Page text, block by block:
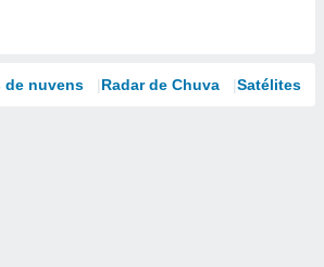
de nuvens Radar de Chuva Satélites